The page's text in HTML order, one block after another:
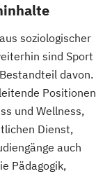
soziologischer
sind Sport
davon.
Positionen
und Wellness,
Dienst,
auch
Pädagogik,